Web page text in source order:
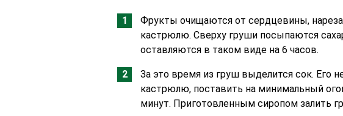
Фрукты очищаются от сердцевины,
кастрюлю. Сверху груши посыпаются
оставляются в таком виде на 6 часов.
За это время из груш выделится сок. Его
кастрюлю, поставить на минимальный
минут. Приготовленным сиропом залить